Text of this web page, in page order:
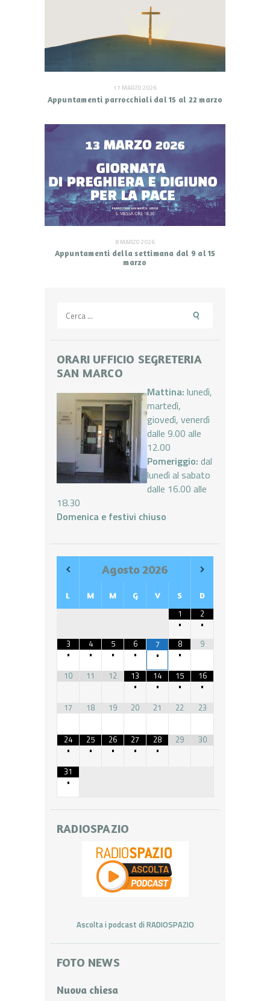
17 MARZO 2026
Appuntamenti parrocchiali dal 15 al 22 marzo
8 MARZO 2026
Appuntamenti della settimana dal 9 al 15
marzo
per:
ORARI UFFICIO SEGRETERIA
SAN MARCO
Mattina: lunedì,
martedì,
giovedì, venerdì
dalle 9.00 alle
12.00
Pomeriggio: dal
lunedì al sabato
dalle 16.00 alle
18.30
Domenica e festivi chiuso
Agosto2026
L M M G V S D
1
•
2
•
3
•
4
•
5
•
6
•
7
•
8
•
9
10 11 12
13
•
14
•
15
•
16
•
17
18 19 20 21 22 23
24
•
25
•
26
•
27
•
28
•
29 30
31
•
RADIOSPAZIO
Ascolta i podcast di RADIOSPAZIO
FOTO NEWS
Nuova chiesa